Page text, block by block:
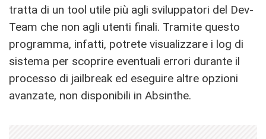
tratta di un tool utile più agli sviluppatori del Dev-
Team che non agli utenti finali. Tramite questo
programma, infatti, potrete visualizzare i log di
sistema per scoprire eventuali errori durante il
processo di jailbreak ed eseguire altre opzioni
avanzate, non disponibili in Absinthe.